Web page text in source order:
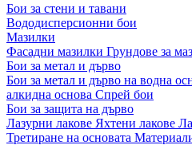
Бои за стени и тавани
Вододисперсионни бои
Мазилки
Фасадни мазилки Грундове за
Бои за метал и дърво
Бои за метал и дърво на водна
алкидна основа Спрей бои
Бои за защита на дърво
Лазурни лакове Яхтени лакове
Третиране на основата